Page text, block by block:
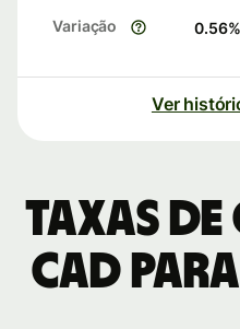
Variação 0.56%
Ver
Taxas de
CAD